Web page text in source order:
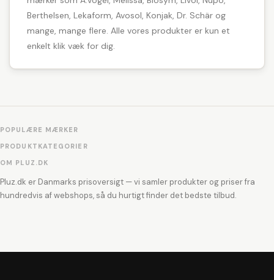
Berthelsen, Lekaform, Avosol, Konjak, Dr. Schär og
mange, mange flere. Alle vores produkter er kun et
enkelt klik væk for dig.
POPULÆRE MÆRKER
PRODUKTKATEGORIER
OM PLUZ.DK
Pluz.dk er Danmarks prisoversigt — vi samler produkter og priser fra
hundredvis af webshops, så du hurtigt finder det bedste tilbud.